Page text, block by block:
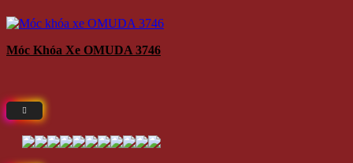
Móc Khóa Xe OMUDA 3746